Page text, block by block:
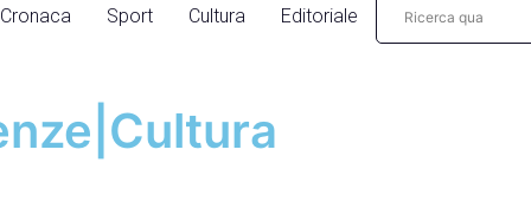
Cronaca Sport Cultura Editoriale